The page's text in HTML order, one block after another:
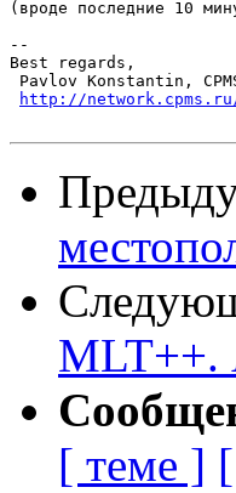
(вроде последние 10
--
Best regards,
Pavlov Konstantin,
http://
MLT++.
[ теме ]